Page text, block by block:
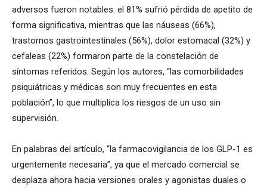
adversos fueron notables: el 81% sufrió pérdida de apetito de
forma significativa, mientras que las náuseas (66%),
trastornos gastrointestinales (56%), dolor estomacal (32%) y
cefaleas (22%) formaron parte de la constelación de
síntomas referidos. Según los autores, “las comorbilidades
psiquiátricas y médicas son muy frecuentes en esta
población”, lo que multiplica los riesgos de un uso sin
supervisión.
En palabras del artículo, “la farmacovigilancia de los GLP-1 es
urgentemente necesaria”, ya que el mercado comercial se
desplaza ahora hacia versiones orales y agonistas duales o